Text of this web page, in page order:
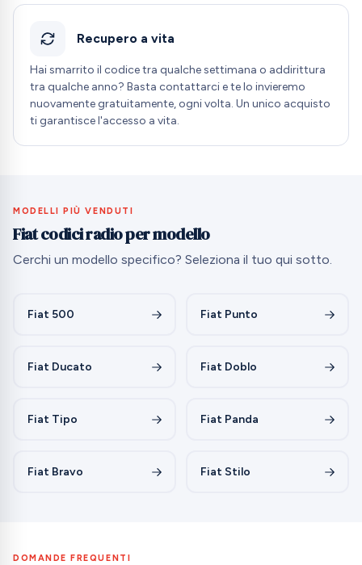
Recupero a vita
Hai smarrito il codice tra qualche settimana o addirittura
tra qualche anno? Basta contattarci e te lo invieremo
nuovamente gratuitamente, ogni volta. Un unico acquisto
ti garantisce l'accesso a vita.
MODELLI PIÙ VENDUTI
Fiat codici radio per modello
Cerchi un modello specifico? Seleziona il tuo qui sotto.
Fiat 500 Fiat Punto
Fiat Ducato Fiat Doblo
Fiat Tipo Fiat Panda
Fiat Bravo Fiat Stilo
DOMANDE FREQUENTI